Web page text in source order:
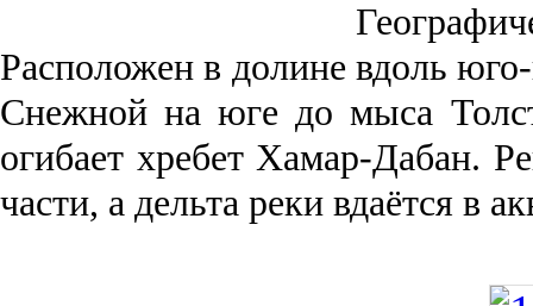
Рас­положен в долине вдоль
Снежной на юге до мыса
огибает хребет Хамар-Дабан.
части, а дельта реки вда­ётся в